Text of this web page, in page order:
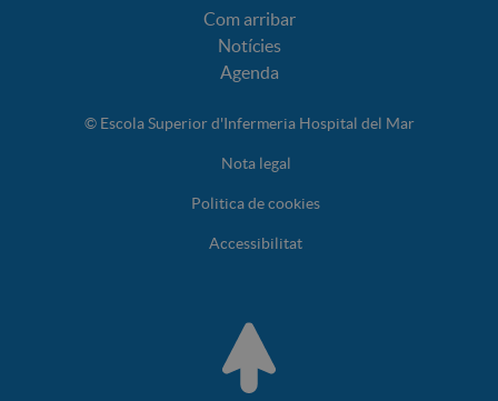
Com arribar
Notícies
Agenda
© Escola Superior d'Infermeria Hospital del Mar
Nota legal
Politica de cookies
Accessibilitat